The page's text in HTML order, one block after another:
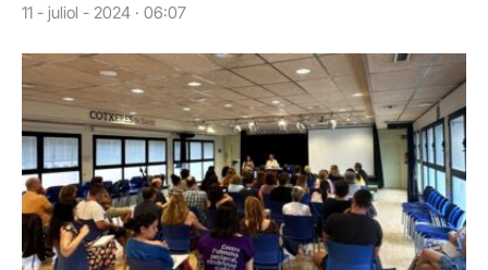
11 - juliol - 2024 · 06:07